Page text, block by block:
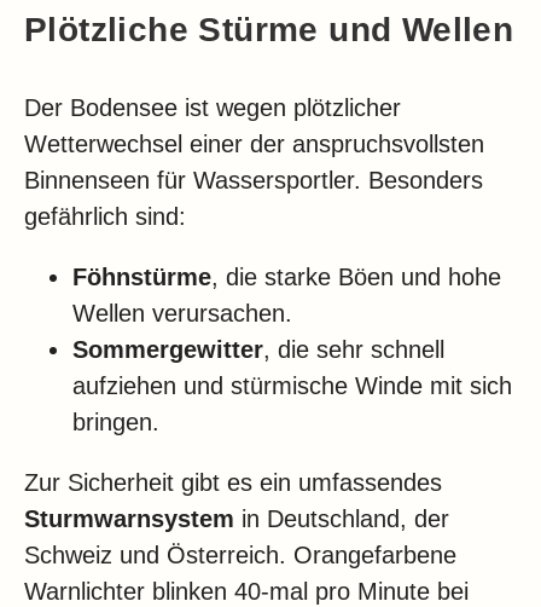
Plötzliche Stürme und Wellen
Der Bodensee ist wegen plötzlicher
Wetterwechsel einer der anspruchsvollsten
Binnenseen für Wassersportler. Besonders
gefährlich sind:
Föhnstürme, die starke Böen und hohe
Wellen verursachen.
Sommergewitter, die sehr schnell
aufziehen und stürmische Winde mit sich
bringen.
Zur Sicherheit gibt es ein umfassendes
Sturmwarnsystem in Deutschland, der
Schweiz und Österreich. Orangefarbene
Warnlichter blinken 40-mal pro Minute bei